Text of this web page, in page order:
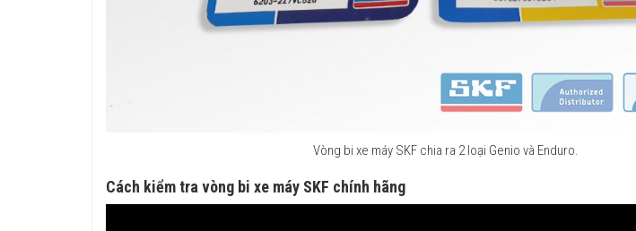
Vòng bi xe máy SKF chia ra 2 loại Genio và Enduro.
Cách kiểm tra vòng bi xe máy SKF chính hãng